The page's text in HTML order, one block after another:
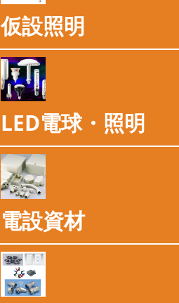
仮設照明
LED電球・照明
電設資材